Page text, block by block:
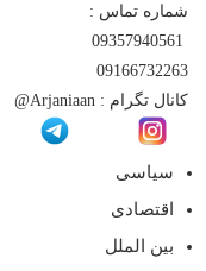
شماره تماس :
09166732263
کانال تگرام : Arjaniaan@
سیاسی
اقتصادی
بین الملل